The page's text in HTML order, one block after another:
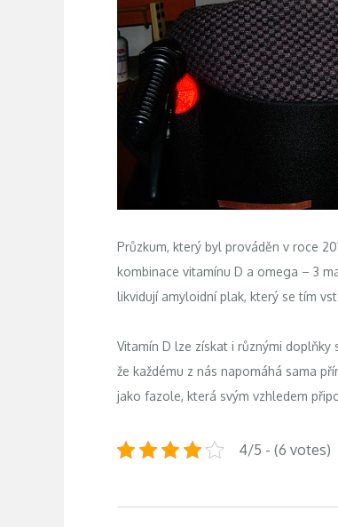
Průzkum, který byl prováděn v roce
kombinace vitamínu D a omega – 3
likvidují amyloidní plak, který se tím
Vitamín D lze získat i různými
že každému z nás napomáhá sama
jako fazole, která svým vzhledem
4/5 - (6 votes)